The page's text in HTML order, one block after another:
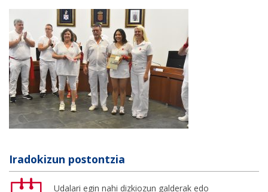
Iradokizun postontzia
Udalari egin nahi dizkiozun galderak edo